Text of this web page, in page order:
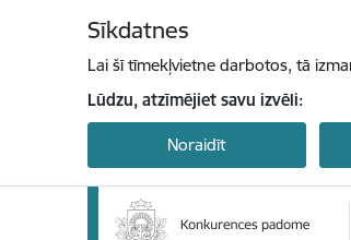
Sīkdatnes
Lai šī tīmekļvietne darbotos, tā
Lūdzu, atzīmējiet savu izvēli:
Noraidīt